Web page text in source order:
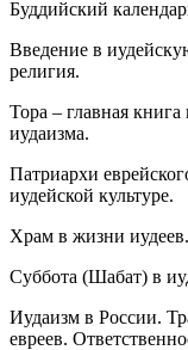
Буддийский
Введение в
религия.
Тора – главная
иудаизма.
Патриархи
иудейской культуре.
Храм в жизни
Суббота (Шабат) в
Иудаизм в России.
евреев.